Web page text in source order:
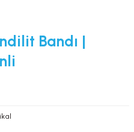
Bandı |